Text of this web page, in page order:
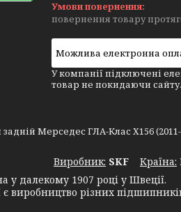
повернення товару
У компанії підключені
товар не покидаючи сайту.
Мерседес ГЛА-Клас Х156
Виробник: SKF Крaїна:
у далекому 1907 році у Швеції.
виробництво різних